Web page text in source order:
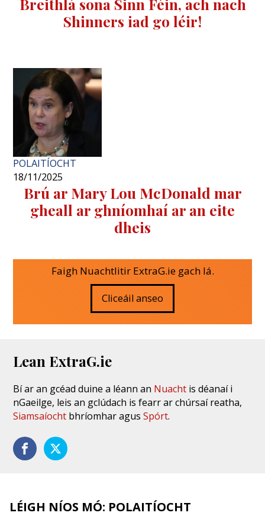
Shinners iad go léir!
POLAITÍOCHT
18/11/2025
Brú ar Mary Lou McDonald mar
gheall ar ghníomhaí ar an eite
dheis
Faigh Nuachtlitir ExtraG.ie gach lá.
Cliceáil anseo
Lean ExtraG.ie
Bí ar an gcéad duine a léann an Nuacht is déanaí i
nGaeilge, leis an gclúdach is fearr ar chúrsaí reatha,
Siamsaíocht bhríomhar agusSpórt.
LÉIGH NÍOS MÓ: POLAITÍOCHT